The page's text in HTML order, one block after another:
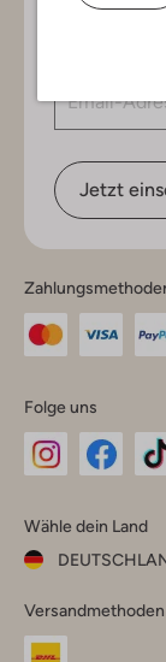
Jetzt
Folge uns
Instagram
Wähle dein Land
dein
Land
Versandmethoden